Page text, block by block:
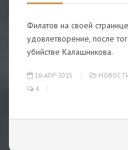
Филатов на своей
удовлетворение, после
убийстве Калашникова.
16-АПР-2015
4